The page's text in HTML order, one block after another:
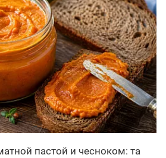
пастой и чесноком: та